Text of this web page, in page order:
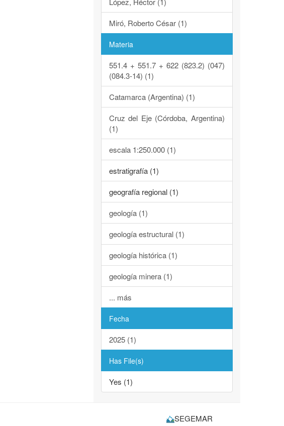
Miró, Roberto César (1)
Materia
551.4 + 551.7 + 622 (823.2) (047)
(084.3-14) (1)
Catamarca (Argentina) (1)
Cruz del Eje (Córdoba, Argentina)
(1)
escala 1:250.000 (1)
estratigrafía (1)
geografía regional (1)
geología (1)
geología estructural (1)
geología histórica (1)
geología minera (1)
... más
Fecha
2025 (1)
Has File(s)
Yes (1)
SEGEMAR